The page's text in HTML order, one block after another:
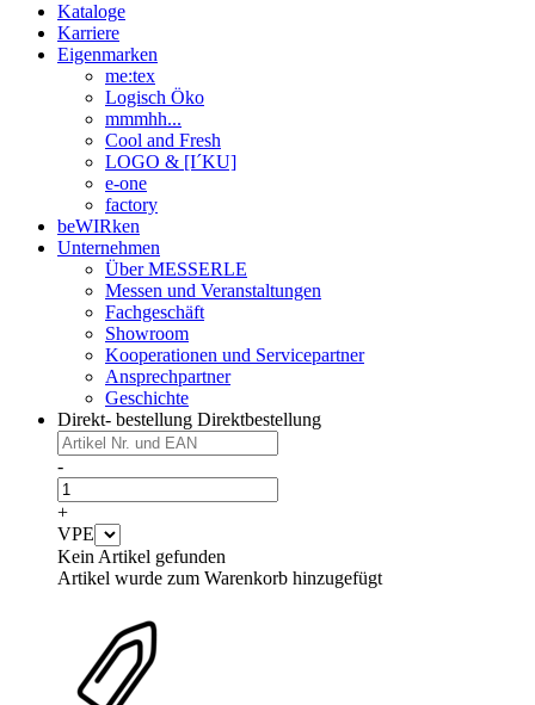
Kataloge
Karriere
Eigenmarken
me:tex
Logisch Öko
mmmhh...
Cool and Fresh
LOGO & [I´KU]
e-one
factory
beWIRken
Unternehmen
Über MESSERLE
Messen und Veranstaltungen
Fachgeschäft
Showroom
Kooperationen und Servicepartner
Ansprechpartner
Geschichte
Direkt- bestellung Direktbestellung
-
+
VPE
Kein Artikel gefunden
Artikel wurde zum Warenkorb hinzugefügt